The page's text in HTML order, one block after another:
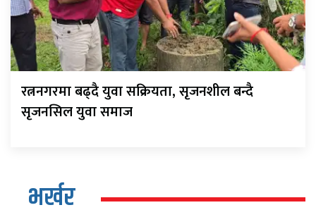
रत्ननगरमा बढ्दै युवा सक्रियता, सृजनशील बन्दै
सृजनसिल युवा समाज
भर्खर